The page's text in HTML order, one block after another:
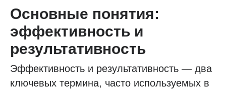
Основные понятия:
эффективность и
результативность
Эффективность и результативность — два
ключевых термина, часто используемых в